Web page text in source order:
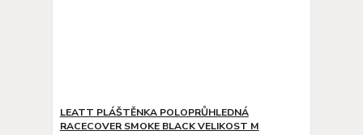
LEATT PLÁŠTĚNKA POLOPRŮHLEDNÁ
RACECOVER SMOKE BLACK VELIKOST M